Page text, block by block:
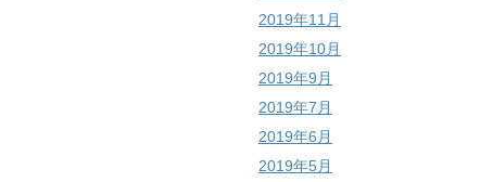
2019年11月
2019年10月
2019年9月
2019年7月
2019年6月
2019年5月